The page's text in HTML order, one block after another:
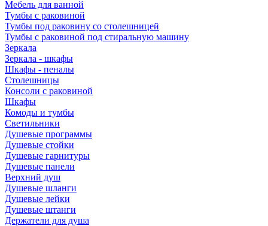
Мебель для ванной
Тумбы с раковиной
Тумбы под раковину со столешницей
Тумбы с раковиной под стиральную машину
Зеркала
Зеркала - шкафы
Шкафы - пеналы
Столешницы
Консоли с раковиной
Шкафы
Комоды и тумбы
Светильники
Душевые программы
Душевые стойки
Душевые гарнитуры
Душевые панели
Верхний душ
Душевые шланги
Душевые лейки
Душевые штанги
Держатели для душа